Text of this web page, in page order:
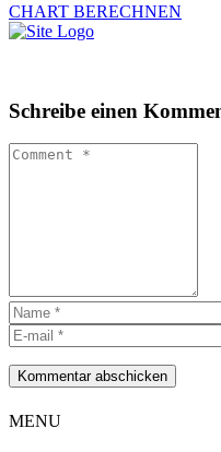
CHART BERECHNEN
Schreibe einen
Kommentar abschicken
MENU